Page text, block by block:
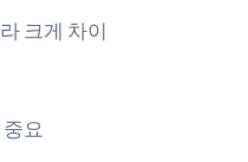
크게 차이
요